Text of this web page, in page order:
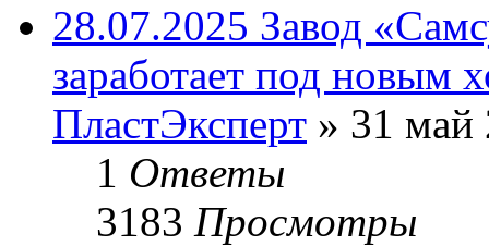
28.07.2025 Завод
заработает под новым
ПластЭксперт » 31 май
1 Ответы
3183 Просмотры